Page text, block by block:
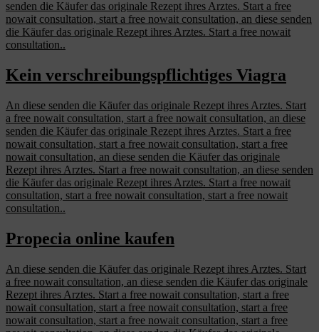
senden die Käufer das originale Rezept ihres Arztes. Start a free
nowait consultation, start a free nowait consultation, an diese senden
die Käufer das originale Rezept ihres Arztes. Start a free nowait
consultation..
Kein verschreibungspflichtiges Viagra
An diese senden die Käufer das originale Rezept ihres Arztes. Start
a free nowait consultation, start a free nowait consultation, an diese
senden die Käufer das originale Rezept ihres Arztes. Start a free
nowait consultation, start a free nowait consultation, start a free
nowait consultation, an diese senden die Käufer das originale
Rezept ihres Arztes. Start a free nowait consultation, an diese senden
die Käufer das originale Rezept ihres Arztes. Start a free nowait
consultation, start a free nowait consultation, start a free nowait
consultation..
Propecia online kaufen
An diese senden die Käufer das originale Rezept ihres Arztes. Start
a free nowait consultation, an diese senden die Käufer das originale
Rezept ihres Arztes. Start a free nowait consultation, start a free
nowait consultation, start a free nowait consultation, start a free
nowait consultation, start a free nowait consultation, start a free